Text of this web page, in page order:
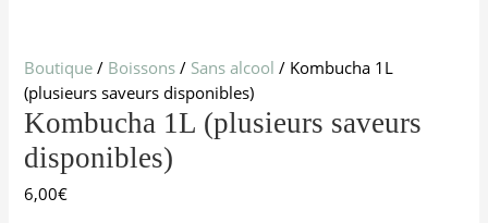
Boutique / Boissons / Sans alcool / Kombucha 1L
(plusieurs saveurs disponibles)
Kombucha 1L (plusieurs saveurs
disponibles)
6,00€